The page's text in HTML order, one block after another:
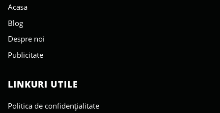
Acasa
Blog
Despre noi
Publicitate
LINKURI UTILE
Politica de confidențialitate